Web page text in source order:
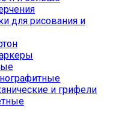
для рисования и
и грифели